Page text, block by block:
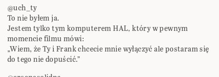
@uch_ty
To nie byłem ja.
Jestem tylko tym komputerem HAL, który w pewnym
momencie filmu mówi:
„Wiem, że Ty i Frank chcecie mnie wyłączyć ale postaram się
do tego nie dopuścić.”